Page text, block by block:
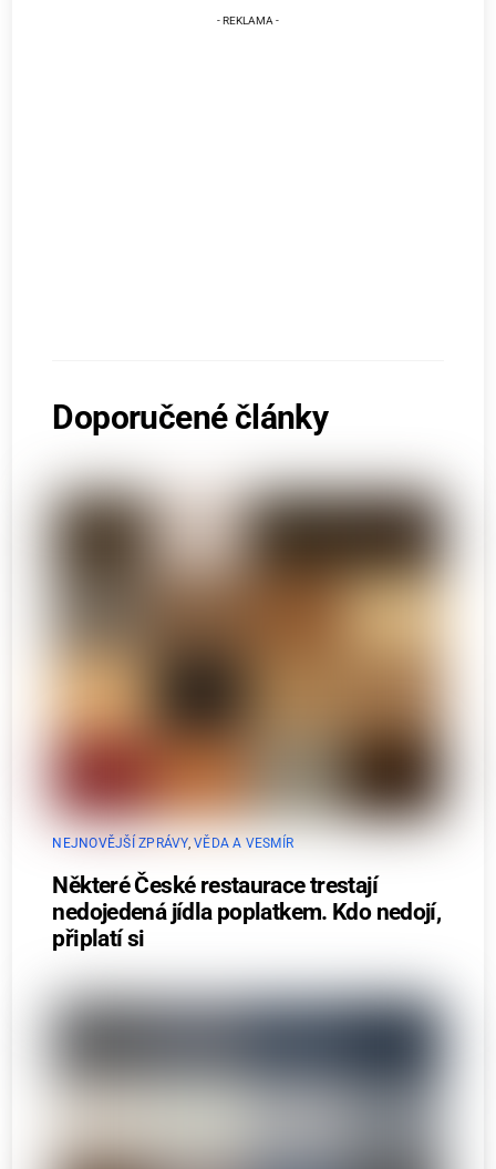
Doporučené články
NEJNOVĚJŠÍ ZPRÁVY,VĚDA A VESMÍR
Některé České restaurace trestají
nedojedená jídla poplatkem. Kdo nedojí,
připlatí si